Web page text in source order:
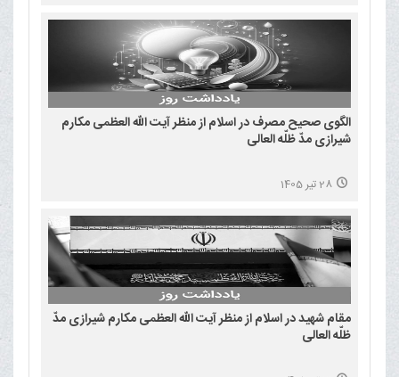
الگوی صحیح مصرف در اسلام از منظر آیت الله العظمی مکارم
شیرازی مدّ ظلّه العالی
28 تیر 1405
مقام شهید در اسلام از منظر آیت الله العظمی مکارم شیرازی مدّ
ظلّه العالی